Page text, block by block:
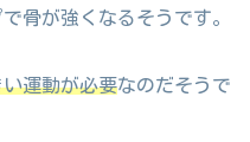
骨が強くなるそうです。
運動が必要なのだそうで